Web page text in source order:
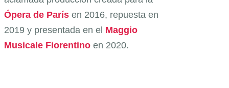
Ópera de París en 2016, repuesta en
2019 y presentada en el Maggio
Musicale Fiorentino en 2020.